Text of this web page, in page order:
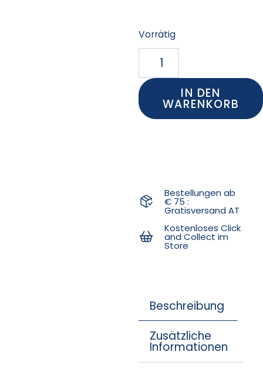
Vorrätig
IN DEN
WARENKORB
Bestellungen ab
€ 75 :
Gratisversand AT
Kostenloses Click
and Collect im
Store
Beschreibung
Zusätzliche
Informationen